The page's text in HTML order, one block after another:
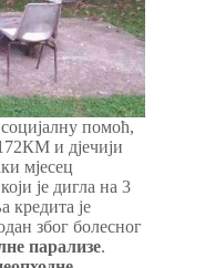
помоћ,
и дјечији
мјесец
је дигла на 3
кредита је
због болесног
парализе.